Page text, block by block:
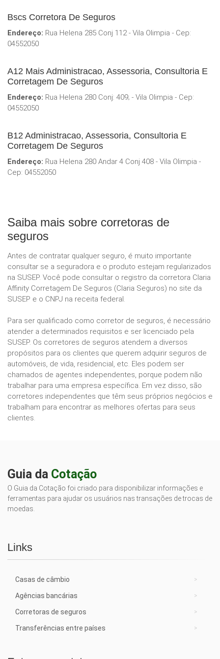
Bscs Corretora De Seguros
Endereço: Rua Helena 285 Conj 112 - Vila Olimpia - Cep:
04552050
A12 Mais Administracao, Assessoria, Consultoria E
Corretagem De Seguros
Endereço: Rua Helena 280 Conj: 409; - Vila Olimpia - Cep:
04552050
B12 Administracao, Assessoria, Consultoria E
Corretagem De Seguros
Endereço: Rua Helena 280 Andar 4 Conj 408 - Vila Olimpia -
Cep: 04552050
Saiba mais sobre corretoras de
seguros
Antes de contratar qualquer seguro, é muito importante
consultar se a seguradora e o produto estejam regularizados
na SUSEP. Você pode consultar o registro da corretora Claria
Affinity Corretagem De Seguros (Claria Seguros) no site da
SUSEP e o CNPJ na receita federal.
Para ser qualificado como corretor de seguros, é necessário
atender a determinados requisitos e ser licenciado pela
SUSEP. Os corretores de seguros atendem a diversos
propósitos para os clientes que querem adquirir seguros de
automóveis, de vida, residencial, etc. Eles podem ser
chamados de agentes independentes, porque podem não
trabalhar para uma empresa específica. Em vez disso, são
corretores independentes que têm seus próprios negócios e
trabalham para encontrar as melhores ofertas para seus
clientes.
Guia da Cotação
O Guia da Cotação foi criado para disponibilizar informações e
ferramentas para ajudar os usuários nas transações de trocas de
moedas.
Links
Casas de câmbio
Agências bancárias
Corretoras de seguros
Transferências entre países